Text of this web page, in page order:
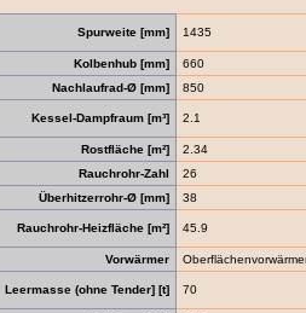
Spurweite [mm] 1435
Kolbenhub [mm]
660
Nachlaufrad-Ø [mm]
850
Kessel-Dampfraum [m³] 2.1
Rostfläche [m²]
2.34
Rauchrohr-Zahl
26
Überhitzerrohr-Ø [mm]
38
Rauchrohr-Heizfläche [m²] 45.9
Vorwärmer
Leermasse (ohne Tender] [t] 70